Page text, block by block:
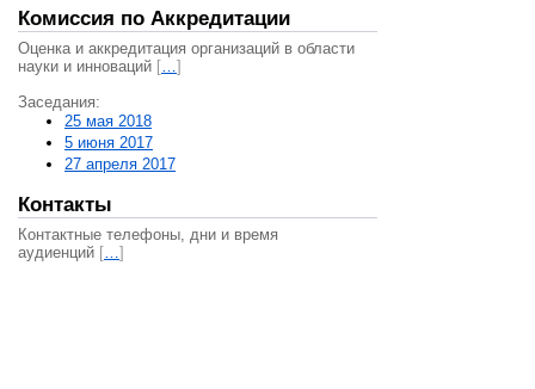
Комиссия по Аккредитации
Оценка и аккредитация организаций в области
науки и инноваций […]
Заседания:
25 мая 2018
5 июня 2017
27 апреля 2017
Контакты
Контактные телефоны, дни и время
аудиенций […]